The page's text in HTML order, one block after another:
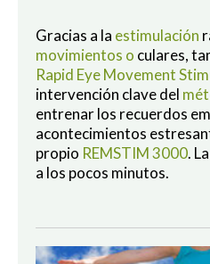
Gracias a la estimulación
movimientos o culares,
Rapid Eye Movement
intervención clave del
entrenar los recuerdos
acontecimientos
propio REMSTIM 3000.
a los pocos minutos.